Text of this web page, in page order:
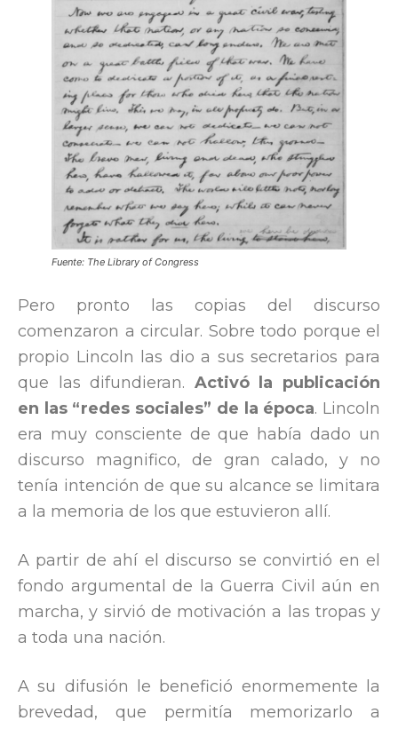
Fuente: The Library of Congress
Pero pronto las copias del discurso
comenzaron a circular. Sobre todo porque el
propio Lincoln las dio a sus secretarios para
que las difundieran. Activó la publicación
en las “redes sociales” de la época. Lincoln
era muy consciente de que había dado un
discurso magnifico, de gran calado, y no
tenía intención de que su alcance se limitara
a la memoria de los que estuvieron allí.
A partir de ahí el discurso se convirtió en el
fondo argumental de la Guerra Civil aún en
marcha, y sirvió de motivación a las tropas y
a toda una nación.
A su difusión le benefició enormemente la
brevedad, que permitía memorizarlo a